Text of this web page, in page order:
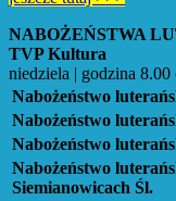
NABOŻEŃSTWA
TVP Kultura
niedziela | godzina 8.00
Nabożeństwo
Nabożeństwo
Nabożeństwo
Nabożeństwo
Siemianowicach Śl.